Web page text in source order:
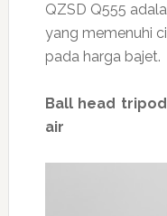
QZSD Q555
yang memenuhi
pada harga bajet.
Ball head
air